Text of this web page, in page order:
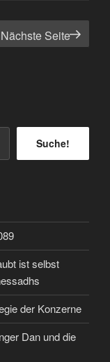
Nächste Seite
Suche!
ist selbst
der Konzerne
Dan und die